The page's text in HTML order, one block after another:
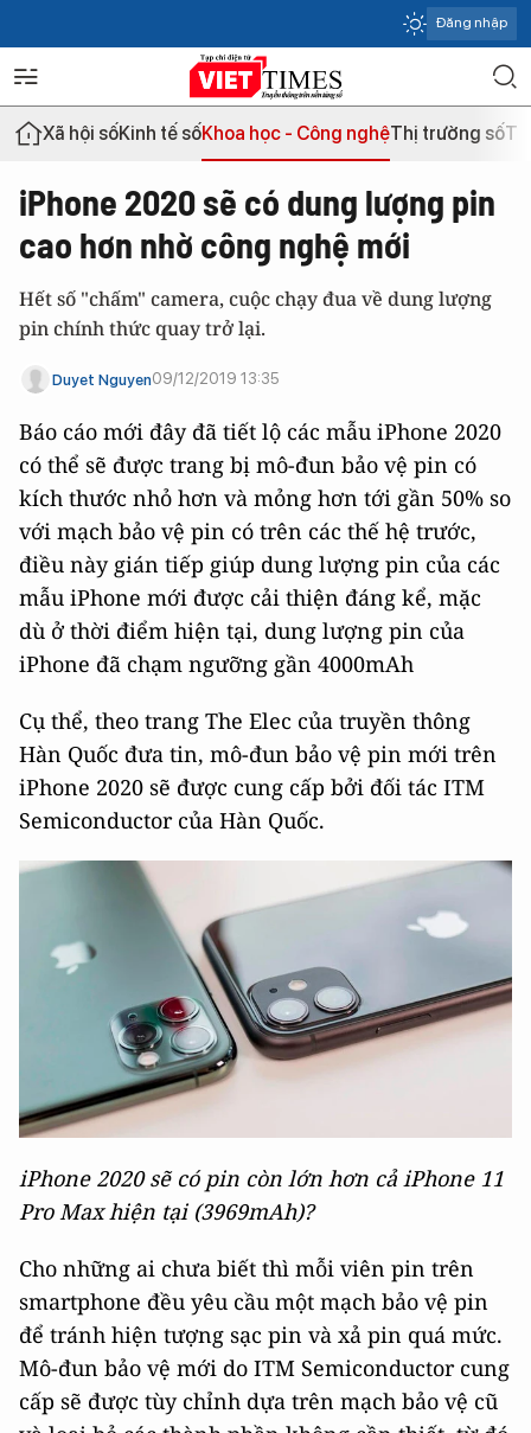
Đăng nhập
Xã hội sốKinh tế sốKhoa học - Công nghệThị trường số
iPhone 2020 sẽ có dung lượng pin
cao hơn nhờ công nghệ mới
Hết số "chấm" camera, cuộc chạy đua về dung lượng
pin chính thức quay trở lại.
Duyet Nguyen09/12/2019 13:35
Báo cáo mới đây đã tiết lộ các mẫu iPhone 2020
có thể sẽ được trang bị mô-đun bảo vệ pin có
kích thước nhỏ hơn và mỏng hơn tới gần 50% so
với mạch bảo vệ pin có trên các thế hệ trước,
điều này gián tiếp giúp dung lượng pin của các
mẫu iPhone mới được cải thiện đáng kể, mặc
dù ở thời điểm hiện tại, dung lượng pin của
iPhone đã chạm ngưỡng gần 4000mAh
Cụ thể, theo trang The Elec của truyền thông
Hàn Quốc đưa tin, mô-đun bảo vệ pin mới trên
iPhone 2020 sẽ được cung cấp bởi đối tác ITM
Semiconductor của Hàn Quốc.
iPhone 2020 sẽ có pin còn lớn hơn cả iPhone 11
Pro Max hiện tại (3969mAh)?
Cho những ai chưa biết thì mỗi viên pin trên
smartphone đều yêu cầu một mạch bảo vệ pin
để tránh hiện tượng sạc pin và xả pin quá mức.
Mô-đun bảo vệ mới do ITM Semiconductor cung
cấp sẽ được tùy chỉnh dựa trên mạch bảo vệ cũ